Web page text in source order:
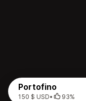
Portofino
150 $ USD• 93%